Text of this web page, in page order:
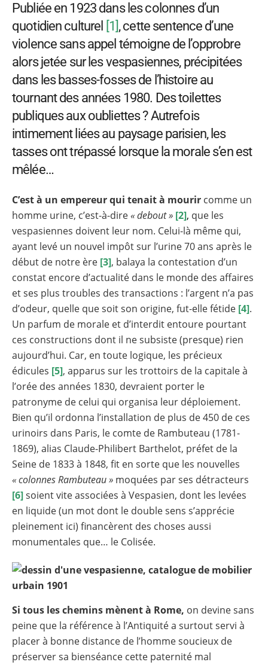
Publiée en 1923 dans les colonnes d’un
quotidien culturel [1] , cette sentence d’une
violence sans appel témoigne de l’opprobre
alors jetée sur les vespasiennes, précipitées
dans les basses-fosses de l’histoire au
tournant des années 1980. Des toilettes
publiques aux oubliettes ? Autrefois
intimement liées au paysage parisien, les
tasses ont trépassé lorsque la morale s’en est
mêlée…
C’est à un empereur qui tenait à mourir comme un
homme urine, c’est-à-dire« debout » [2], que les
vespasiennes doivent leur nom. Celui-là même qui,
ayant levé un nouvel impôt sur l’urine 70 ans après le
début de notre ère [3], balaya la contestation d’un
constat encore d’actualité dans le monde des affaires
et ses plus troubles des transactions : l’argent n’a pas
d’odeur, quelle que soit son origine, fut-elle fétide [4].
Un parfum de morale et d’interdit entoure pourtant
ces constructions dont il ne subsiste (presque) rien
aujourd’hui. Car, en toute logique, les précieux
édicules [5], apparus sur les trottoirs de la capitale à
l’orée des années 1830, devraient porter le
patronyme de celui qui organisa leur déploiement.
Bien qu’il ordonna l’installation de plus de 450 de ces
urinoirs dans Paris, le comte de Rambuteau (1781-
1869), alias Claude-Philibert Barthelot, préfet de la
Seine de 1833 à 1848, fit en sorte que les nouvelles
« colonnes Rambuteau » moquées par ses détracteurs
[6]soient vite associées à Vespasien, dont les levées
en liquide (un mot dont le double sens s’apprécie
pleinement ici) financèrent des choses aussi
monumentales que… le Colisée.
Si tous les chemins mènent à Rome, on devine sans
peine que la référence à l’Antiquité a surtout servi à
placer à bonne distance de l’homme soucieux de
préserver sa bienséance cette paternité mal